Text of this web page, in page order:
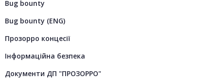
Bug bounty
Bug bounty (ENG)
Прозорро концесії
Інформаційна безпека
Документи ДП "ПРОЗОРРО"